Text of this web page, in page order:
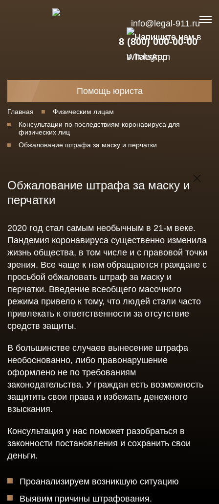
info@legal-911.ru
8 (800) 000-00-00
Помощь юриста
Главная
Физическим лицам
Консультации по последствиям коронавируса для
физических лиц
Обжалование штрафа за маску и перчатки
Обжалование штрафа за маску и
перчатки
2020 год стал самым необычным в 21-м веке.
Пандемия коронавируса существенно изменила
жизнь общества, в том числе и с правовой точки
зрения. Все чаще к нам обращаются граждане с
просьбой обжаловать штраф за маску и
перчатки. Введение всеобщего масочного
режима привело к тому, что людей стали часто
привлекать к ответственности за отсутствие
средств защиты.
В большинстве случаев вынесение штрафа
необоснованно, либо правонарушение
оформлено не по требованиям
законодательства. У граждан есть возможность
защитить свои права и избежать денежного
взыскания.
Консультация у нас поможет разобраться в
законности постановления и сохранить свои
деньги.
Проанализируем возникшую ситуацию
Выявим причины штрафования.